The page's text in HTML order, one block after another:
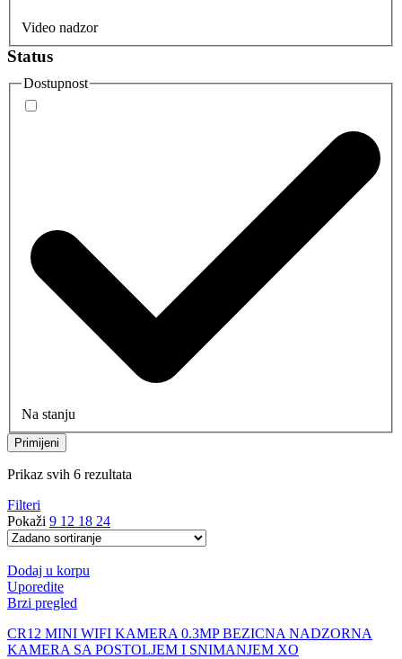
Video nadzor
Status
Dostupnost
Na stanju
Primijeni
Prikaz svih 6 rezultata
Filteri
Pokaži 9 12 18 24
Dodaj u korpu
Uporedite
Brzi pregled
CR12 MINI WIFI KAMERA 0.3MP BEZICNA NADZORNA
KAMERA SA POSTOLJEM I SNIMANJEM XO